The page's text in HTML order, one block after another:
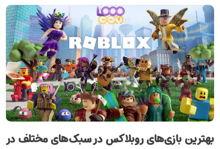
بهترین بازی‌های روبلاکس در سبک‌های مختلف در